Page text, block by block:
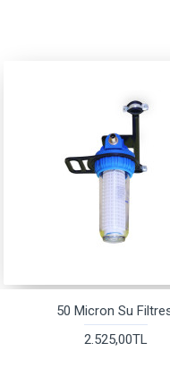
50 Micron Su
2.525,00TL